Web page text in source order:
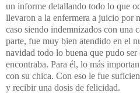
un informe detallando todo lo que
llevaron a la enfermera a juicio por
caso siendo indemnizados con una
parte, fue muy bien atendido en el
navidad todo lo buena que pudo
encontraba. Para él, lo más
con su chica. Con eso le fue
y recibir una dosis de felicidad.